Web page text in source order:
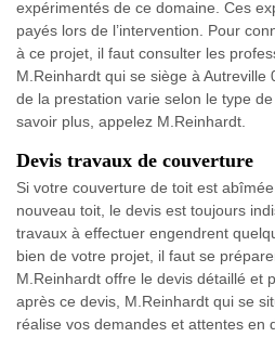
expérimentés de ce domaine. Ces
payés lors de l’intervention. Pour
à ce projet, il faut consulter les
M.Reinhardt qui se siège à Autreville
de la prestation varie selon le type
savoir plus, appelez M.Reinhardt.
Devis travaux de couverture
Si votre couverture de toit est
nouveau toit, le devis est toujours
travaux à effectuer engendrent
bien de votre projet, il faut se
M.Reinhardt offre le devis détaillé et
après ce devis, M.Reinhardt qui se
réalise vos demandes et attentes en